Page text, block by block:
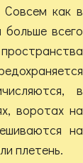
Совсем как в
всего
в
воротах на
на
плетень.